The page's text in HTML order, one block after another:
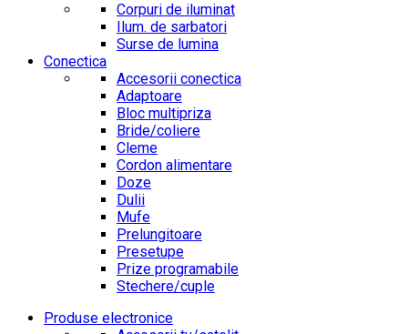
Corpuri de iluminat
Ilum. de sarbatori
Surse de lumina
Conectica
Accesorii conectica
Adaptoare
Bloc multipriza
Bride/coliere
Cleme
Cordon alimentare
Doze
Dulii
Mufe
Prelungitoare
Presetupe
Prize programabile
Stechere/cuple
Produse electronice